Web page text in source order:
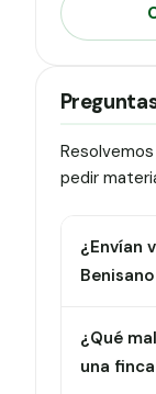
pedir
¿Envían
¿Qué
una